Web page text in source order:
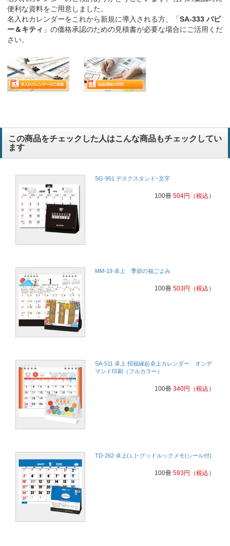
便利な資料をご用意しました。
名入れカレンダーをこれから新規に導入される方、「SA-333 パピ
ー＆キティ 」の価格承認のための見積書が必要な場合にご活用くだ
さい。
この商品をチェックした人はこんな商品もチェックしてい
ます
SG-951 デスクスタンド･文字
100冊 504円 （税込）
MM-19 卓上 季節の福ごよみ
100冊 503円 （税込）
SA-511 卓上 招福縁起卓上カレンダー オンデ
マンド印刷（フルカラー）
100冊 340円 （税込）
TD-262 卓上(Ｌ)･グッドルックメモ(シール付)
100冊 593円 （税込）